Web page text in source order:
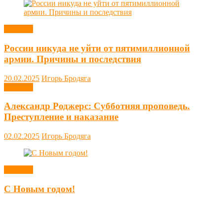
России никуда не уйти от пятимиллионной
армии. Причины и последствия
20.02.2025 Игорь Бродяга
Александр Роджерс: Субботняя проповедь.
Преступление и наказание
02.02.2025 Игорь Бродяга
С Новым годом!